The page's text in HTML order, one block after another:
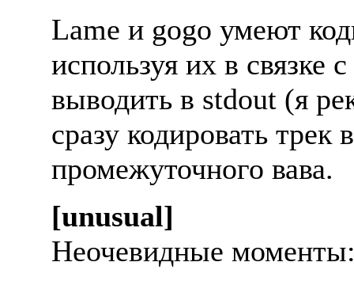
Lame и gogo умеют
используя их в связке
выводить в stdout (я
сразу кодировать трек
промежуточного вава.
[unusual]
Hеочевидные